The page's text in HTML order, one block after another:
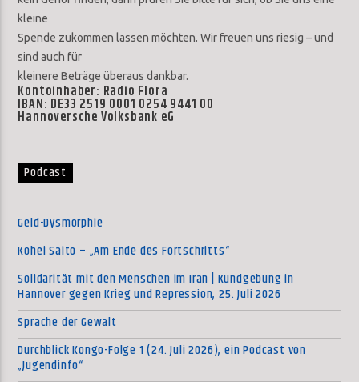
kleine
Spende zukommen lassen möchten. Wir freuen uns riesig – und
sind auch für
kleinere Beträge überaus dankbar.
Kontoinhaber: Radio Flora
IBAN: DE33 2519 0001 0254 9441 00
Hannoversche Volksbank eG
Podcast
Geld-Dysmorphie
Kohei Saito – „Am Ende des Fortschritts“
Solidarität mit den Menschen im Iran | Kundgebung in
Hannover gegen Krieg und Repression, 25. Juli 2026
Sprache der Gewalt
Durchblick Kongo-Folge 1 (24. Juli 2026), ein Podcast von
„Jugendinfo“